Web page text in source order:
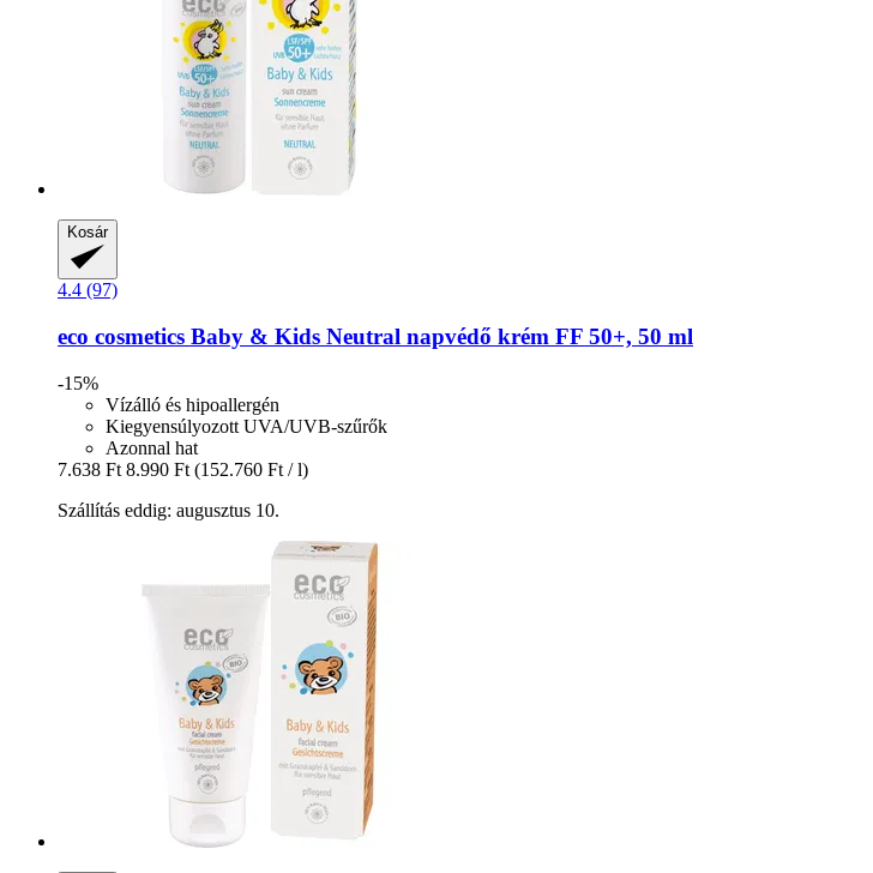
Kosár
4.4 (97)
eco cosmetics Baby & Kids Neutral napvédő krém FF 50+, 50 ml
-15%
Vízálló és hipoallergén
Kiegyensúlyozott UVA/UVB-szűrők
Azonnal hat
7.638 Ft 8.990 Ft (152.760 Ft / l)
Szállítás eddig: augusztus 10.